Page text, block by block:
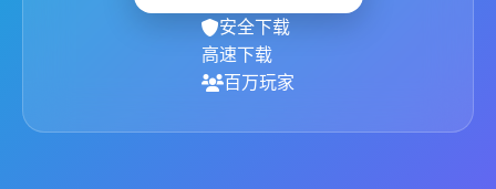
安全下载
高速下载
百万玩家